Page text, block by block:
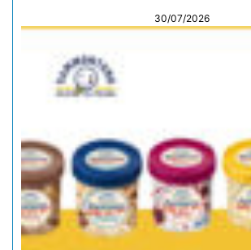
30/07/2026